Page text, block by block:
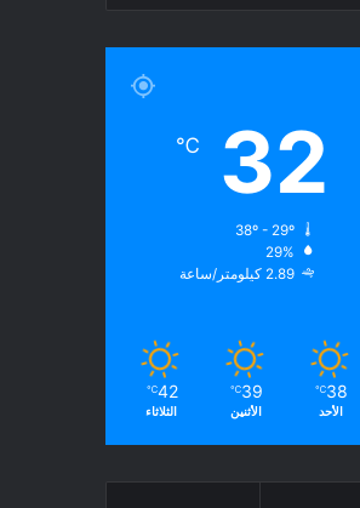
32
℃
29%
2.89 كيلومتر/ساعة
38
℃
الأحد
39
℃
الأثنين
42
℃
الثلاثاء